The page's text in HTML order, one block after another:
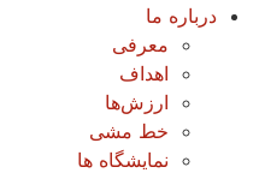
درباره ما
معرفی
اهداف
ارزش‌ها
خط مشی
نمایشگاه ها